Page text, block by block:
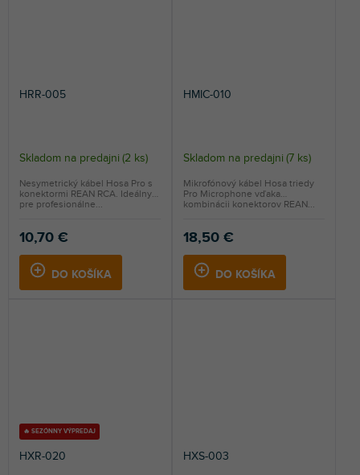
HRR-005
Skladom na predajni (2 ks)
10,70 €
DO KOŠÍKA
Nesymetrický kábel Hosa Pro s
konektormi REAN RCA. Ideálny
pre profesionálne...
HMIC-010
Skladom na predajni (7 ks)
18,50 €
DO KOŠÍKA
Mikrofónový kábel Hosa triedy
Pro Microphone vďaka
kombinácii konektorov REAN...
🔥 SEZÓNNY VÝPREDAJ
HXR-020 HXS-003